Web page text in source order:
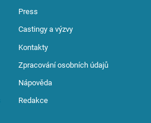
Press
Castingy a výzvy
Kontakty
Zpracování osobních údajů
Nápověda
Redakce